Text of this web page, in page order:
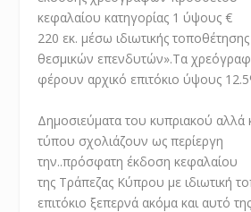
κεφαλαίου κατηγορίας 1 ύψους €
220 εκ. μέσω ιδιωτικής
θεσμικών επενδυτών».Τα
φέρουν αρχικό επιτόκιο ύψους
Δημοσιεύματα του κυπριακού αλλά
τύπου σχολιάζουν ως περίεργη
την..πρόσφατη έκδοση κεφαλαίου
της Τράπεζας Κύπρου με ιδιωτική τ
επιτόκιο ξεπερνά ακόμα και αυτό